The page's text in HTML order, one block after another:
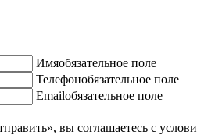
Имяобязательное поле
Телефонобязательное поле
Emailобязательное поле
вы соглашаетесь с